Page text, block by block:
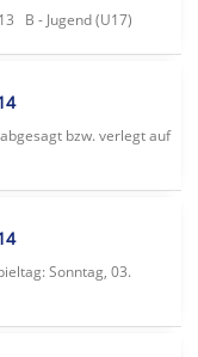
B - Jugend (U17)
bzw. verlegt auf
Sonntag, 03.